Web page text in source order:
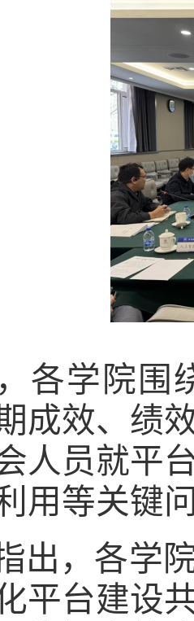
各学院围
成效、绩
人员就平
用等关键
出，各学
平台建设